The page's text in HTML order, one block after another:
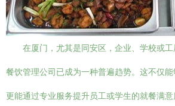
在厦门，尤其是同安区，企业、学校或
餐饮管理公司已成为一种普遍趋势。这不仅能
更能通过专业服务提升员工或学生的就餐满